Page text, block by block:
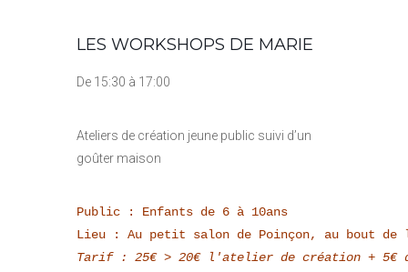
LES WORKSHOPS DE MARIE
De 15:30 à 17:00
Ateliers de création jeune public suivi d’un
goûter maison
Public : Enfants de 6 à 10ans
Lieu : Au petit salon de Poinçon, au bout de
Tarif : 25€ > 20€ l'atelier de création + 5€